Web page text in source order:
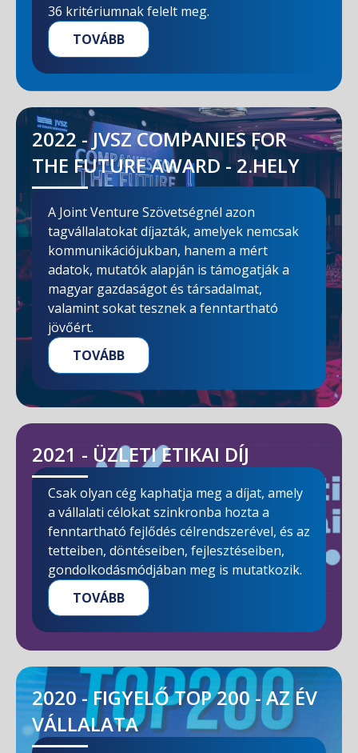
36 kritériumnak felelt meg.
TOVÁBB
2022 - JVSZ COMPANIES FOR
THE FUTURE AWARD - 2.HELY
A Joint Venture Szövetségnél azon
tagvállalatokat díjazták, amelyek nemcsak
kommunikációjukban, hanem a mért
adatok, mutatók alapján is támogatják a
magyar gazdaságot és társadalmat,
valamint sokat tesznek a fenntartható
jövőért.
TOVÁBB
2021 - ÜZLETI ETIKAI DÍJ
Csak olyan cég kaphatja meg a díjat, amely
a vállalati célokat szinkronba hozta a
fenntartható fejlődés célrendszerével, és az
tetteiben, döntéseiben, fejlesztéseiben,
gondolkodásmódjában meg is mutatkozik.
TOVÁBB
2020 - FIGYELŐ TOP 200 - AZ ÉV
VÁLLALATA